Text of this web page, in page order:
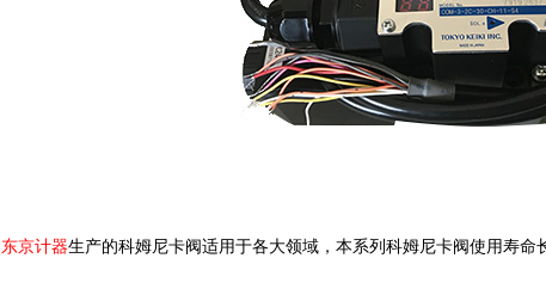
东京计器生产的科姆尼卡阀适用于各大领域，本系列科姆尼卡阀使用寿命